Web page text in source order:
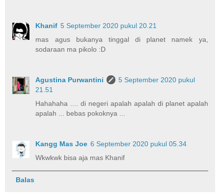
Khanif 5 September 2020 pukul 20.21
mas agus bukanya tinggal di planet namek ya,
sodaraan ma pikolo :D
Agustina Purwantini
5 September 2020 pukul
21.51
Hahahaha .... di negeri apalah apalah di planet apalah
apalah ... bebas pokoknya ...
Kangg Mas Joe 6 September 2020 pukul 05.34
Wkwkwk bisa aja mas Khanif
Balas